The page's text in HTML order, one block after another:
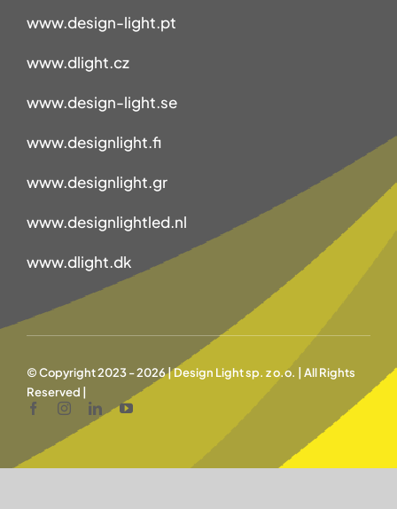
www.design-light.pt
www.dlight.cz
www.design-light.se
www.designlight.fi
www.designlight.gr
www.designlightled.nl
www.dlight.dk
© Copyright 2023 - 2026 | Design Light sp. z o.o. | All Rights
Reserved |